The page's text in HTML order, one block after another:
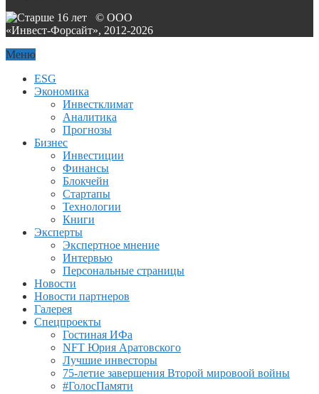
© ООО
«Инвест-Форсайт», 2012-2026
Меню
ESG
Экономика
Инвестклимат
Аналитика
Прогнозы
Бизнес
Инвестиции
Финансы
Блокчейн
Стартапы
Технологии
Книги
Эксперты
Экспертное мнение
Интервью
Персональные страницы
Новости
Новости партнеров
Галерея
Спецпроекты
Гостиная ИФа
NFT Юрия Аратовского
Лучшие инвесторы
75-летие завершения Второй мировоой войны
#ГолосПамяти